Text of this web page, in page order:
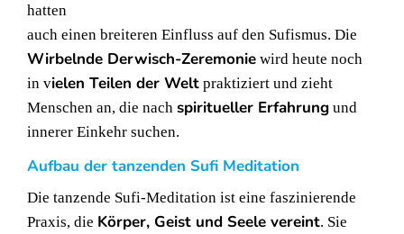
hatten
auch einen breiteren Einfluss auf den Sufismus. Die
Wirbelnde Derwisch-Zeremonie wird heute noch
in vielen Teilen der Welt praktiziert und zieht
Menschen an, die nach spiritueller Erfahrung und
innerer Einkehr suchen.
Aufbau der tanzenden Sufi Meditation
Die tanzende Sufi-Meditation ist eine faszinierende
Praxis, die Körper, Geist und Seele vereint. Sie